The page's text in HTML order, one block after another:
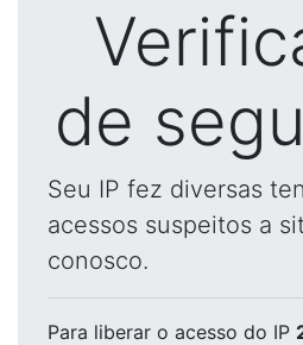
de
Seu IP fez diversas
acessos suspeitos a
conosco.
Para liberar o acesso do IP